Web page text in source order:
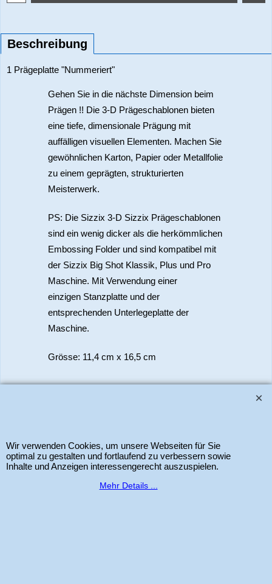
Beschreibung
1 Prägeplatte "Nummeriert"
Gehen Sie in die nächste Dimension beim
Prägen !! Die 3-D Prägeschablonen bieten
eine tiefe, dimensionale Prägung mit
auffälligen visuellen Elementen. Machen Sie
gewöhnlichen Karton, Papier oder Metallfolie
zu einem geprägten, strukturierten
Meisterwerk.
PS: Die Sizzix 3-D Sizzix Prägeschablonen
sind ein wenig dicker als die herkömmlichen
Embossing Folder und sind kompatibel mit
der Sizzix Big Shot Klassik, Plus und Pro
Maschine. Mit Verwendung einer
einzigen Stanzplatte und der
entsprechenden Unterlegeplatte der
Maschine.
Grösse: 11,4 cm x 16,5 cm
ShopFactory Shop
Software.
Wir verwenden Cookies, um unsere Webseiten für Sie
optimal zu gestalten und fortlaufend zu verbessern sowie
Inhalte und Anzeigen interessengerecht auszuspielen.
Mehr Details ...